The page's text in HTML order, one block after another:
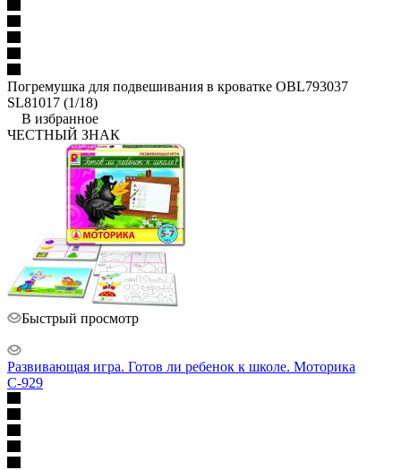
Погремушка для подвешивания в кроватке OBL793037
SL81017 (1/18)
В избранное
ЧЕСТНЫЙ ЗНАК
Быстрый просмотр
Развивающая игра. Готов ли ребенок к школе. Моторика
С-929